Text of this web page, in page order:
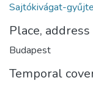
Sajtókivágat-
Place, address
Budapest
Temporal